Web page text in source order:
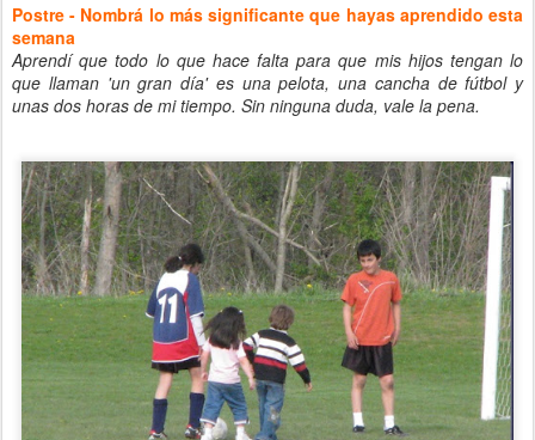
Postre - Nombrá lo más significante que hayas aprendido esta
semana
Aprendí que todo lo que hace falta para que mis hijos tengan lo
que llaman 'un gran día' es una pelota, una cancha de fútbol y
unas dos horas de mi tiempo. Sin ninguna duda, vale la pena.